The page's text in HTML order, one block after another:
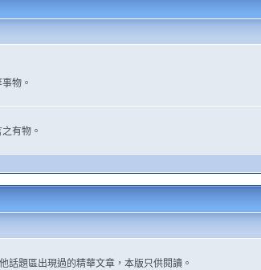
物。
有物。
話題區出現過的精華文章，本版只供閱讀。